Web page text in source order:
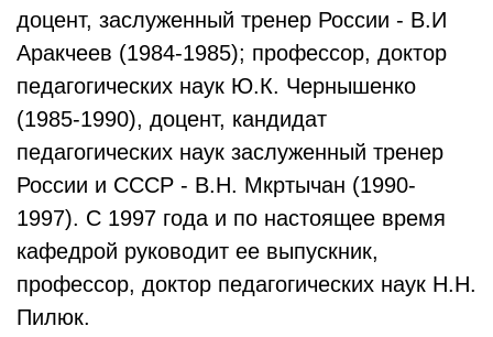
доцент, заслуженный тренер России - В.И
Аракчеев (1984-1985); профессор, доктор
педагогических наук Ю.К. Чернышенко
(1985-1990), доцент, кандидат
педагогических наук заслуженный тренер
России и СССР - В.Н. Мкртычан (1990-
1997). С 1997 года и по настоящее время
кафедрой руководит ее выпускник,
профессор, доктор педагогических наук Н.Н.
Пилюк.